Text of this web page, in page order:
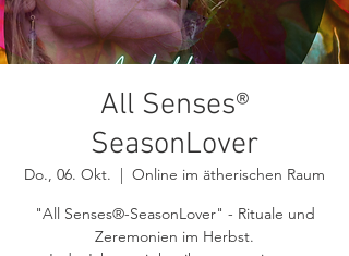
All Senses®
SeasonLover
Do., 06. Okt.
  |
Online im ätherischen Raum
"All Senses®-SeasonLover" - Rituale und
Zeremonien im Herbst.